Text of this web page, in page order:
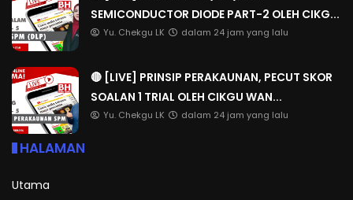
SEMICONDUCTOR DIODE PART-2 OLEH CIKG...
Yu. Chekgu LK dalam 24 jam yang lalu
🔴 [LIVE] PRINSIP PERAKAUNAN, PECUT SKOR
SOALAN 1 TRIAL OLEH CIKGU WAN...
Yu. Chekgu LK dalam 24 jam yang lalu
HALAMAN
Utama